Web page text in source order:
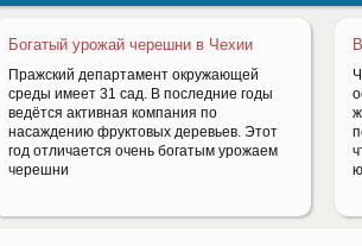
Богатый урожай черешни в Чехии
Пражский департамент окружающей
среды имеет 31 сад. В последние годы
ведётся активная компания по
насаждению фруктовых деревьев. Этот
год отличается очень богатым урожаем
черешни